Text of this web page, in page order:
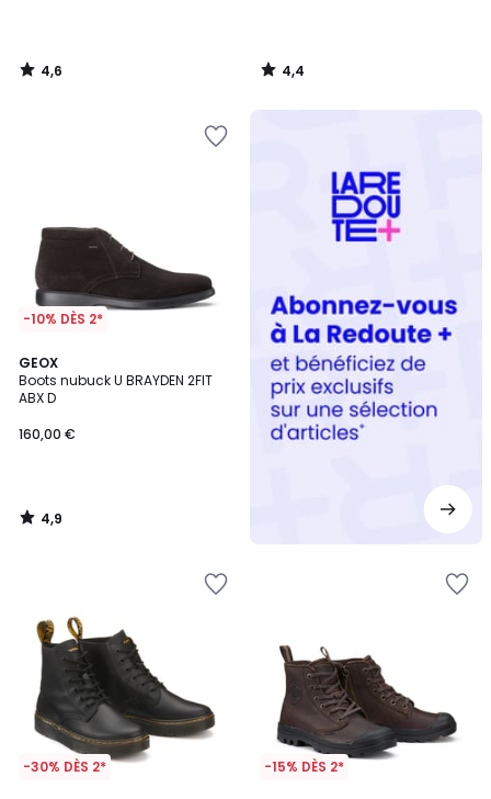
4,6
/
4,4
/
-10% DÈS 2*
GEOX
Boots nubuck U BRAYDEN 2FIT
ABX D
160,00 €
4,9
/ 5
4,9
/
-30% DÈS 2* -15% DÈS 2*